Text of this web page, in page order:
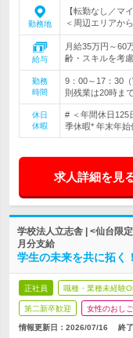
勤務地
【転勤なし／マ
＜周辺エリアか
給与
月給35万円～60
齢・スキルを考
勤務
時間
9：00～17：30
則残業は20時ま
休日
休暇
# ＜年間休日125
季休暇* 年末年始
求人詳細を見
学校法人立志舎 | <仙台限
月分支給
学生の未来を共に拓く
正社員 職種・業種未経験
第二新卒歓迎 女性のおし
情報更新日：2026/07/16 終